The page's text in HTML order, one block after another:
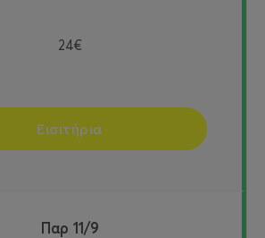
24€
Εισιτήρια
Παρ 11/9